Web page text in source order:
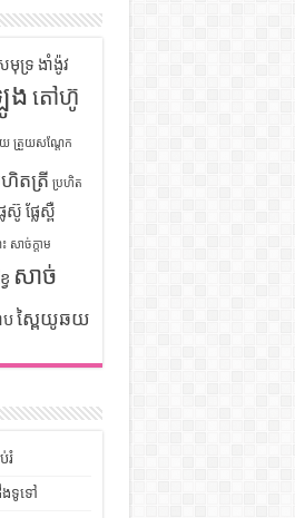
មុទ្រ ងាំង៉ូវ
ង តៅហ៊ូ
ត្រួយសណ្តែក
ហិតត្រី ប្រហិត
ែស៊ូ ផ្លែស្ពឺ
សាច់ក្តាម
សាច់
ប ស្ពៃយូឆយ
រំ
ងទូទៅ